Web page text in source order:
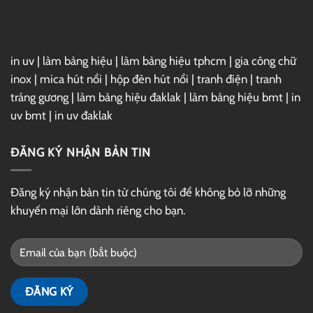
in uv | làm bảng hiệu | làm bảng hiệu tphcm | gia công chữ
inox | mica hút nổi | hộp đèn hút nổi | tranh điện | tranh
tráng gương | làm bảng hiệu đaklak | làm bảng hiệu bmt | in
uv bmt | in uv đaklak
ĐĂNG KÝ NHẬN BẢN TIN
Đăng ký nhận bản tin từ chúng tôi để không bỏ lỡ những
khuyến mại lớn dành riêng cho bạn.